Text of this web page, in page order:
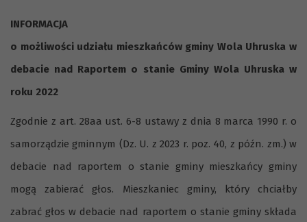
INFORMACJA
o możliwości udziału mieszkańców gminy Wola Uhruska w
debacie nad Raportem o stanie Gminy Wola Uhruska w
roku 2022
Zgodnie z art. 28aa ust. 6-8 ustawy z dnia 8 marca 1990 r. o
samorządzie gminnym (Dz. U. z 2023 r. poz. 40, z późn. zm.) w
debacie nad raportem o stanie gminy mieszkańcy gminy
mogą zabierać głos. Mieszkaniec gminy, który chciałby
zabrać głos w debacie nad raportem o stanie gminy składa